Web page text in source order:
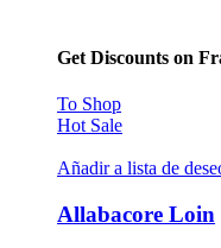
Get Discounts on
To Shop
Hot Sale
Añadir a lista de
Allabacore Loin